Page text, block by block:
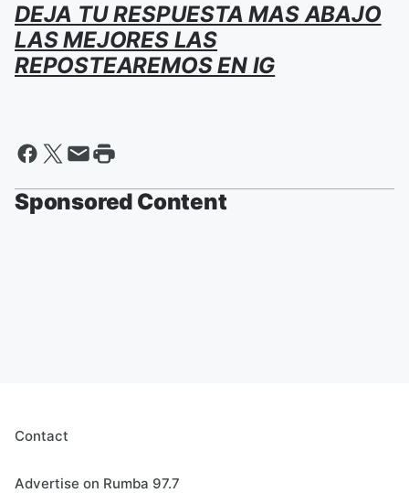
DEJA TU RESPUESTA MAS ABAJO
LAS MEJORES LAS
REPOSTEAREMOS EN IG
Sponsored Content
Contact
Advertise on Rumba 97.7